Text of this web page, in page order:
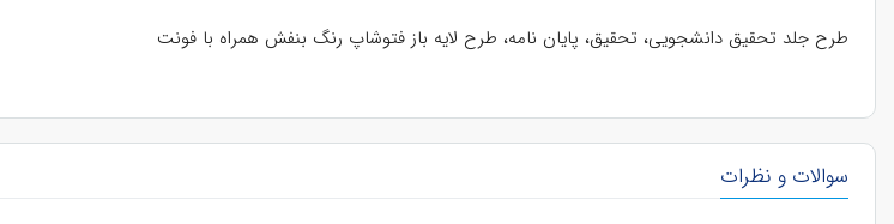
طرح جلد تحقیق دانشجویی، تحقیق، پایان نامه، طرح لایه باز فتوشاپ رنگ بنفش همراه با فونت
سوالات و نظرات